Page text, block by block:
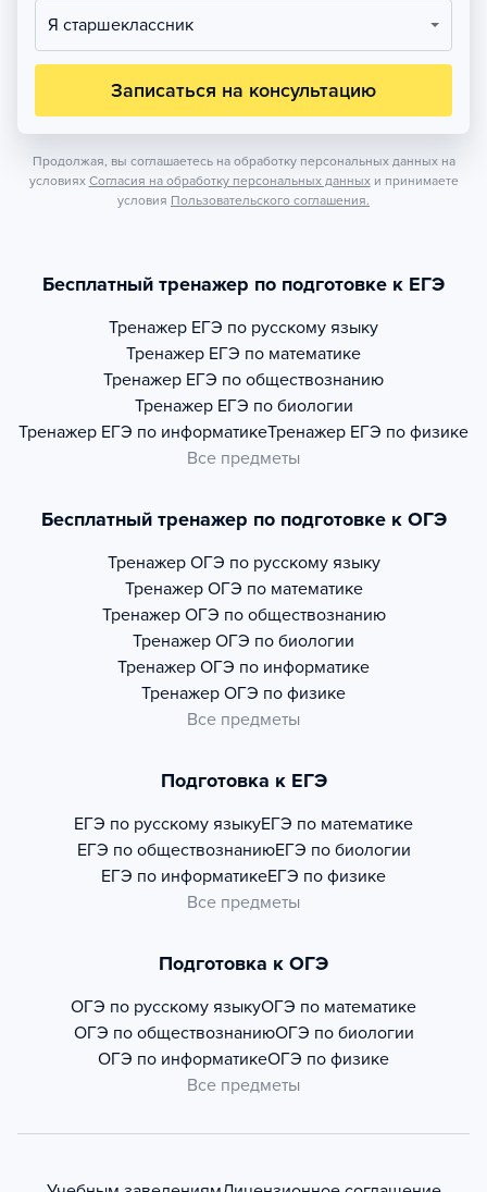
Я старшеклассник
Записаться на консультацию
Продолжая, вы соглашаетесь на обработку персональных данных на
условиях Согласия на обработку персональных данных и принимаете
условия Пользовательского соглашения.
Бесплатный тренажер по подготовке к ЕГЭ
Тренажер ЕГЭ по русскому языку
Тренажер ЕГЭ по математике
Тренажер ЕГЭ по обществознанию
Тренажер ЕГЭ по биологии
Тренажер ЕГЭ по информатикеТренажер ЕГЭ по физике
Все предметы
Бесплатный тренажер по подготовке к ОГЭ
Тренажер ОГЭ по русскому языку
Тренажер ОГЭ по математике
Тренажер ОГЭ по обществознанию
Тренажер ОГЭ по биологии
Тренажер ОГЭ по информатике
Тренажер ОГЭ по физике
Все предметы
Подготовка к ЕГЭ
ЕГЭ по русскому языкуЕГЭ по математике
ЕГЭ по обществознаниюЕГЭ по биологии
ЕГЭ по информатикеЕГЭ по физике
Все предметы
Подготовка к ОГЭ
ОГЭ по русскому языкуОГЭ по математике
ОГЭ по обществознаниюОГЭ по биологии
ОГЭ по информатикеОГЭ по физике
Все предметы